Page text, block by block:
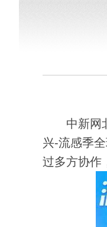
中新网北
兴-流感季
过多方协作